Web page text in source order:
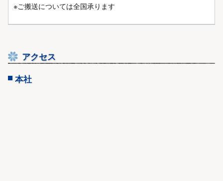
※ご搬送については全国承ります
アクセス
本社